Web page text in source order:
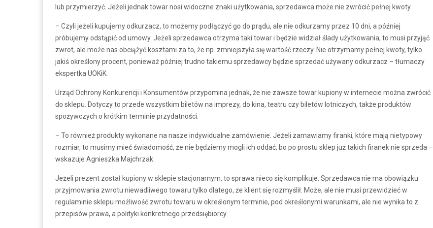
lub przymierzyć. Jeżeli jednak towar nosi widoczne znaki użytkowania, sprzedawca może nie zwrócić pełnej kwoty.
– Czyli jeżeli kupujemy odkurzacz, to możemy podłączyć go do prądu, ale nie odkurzamy przez 10 dni, a później
próbujemy odstąpić od umowy. Jeżeli sprzedawca otrzyma taki towar i będzie widział ślady użytkowania, to musi przyjąć
zwrot, ale może nas obciążyć kosztami za to, że np. zmniejszyła się wartość rzeczy. Nie otrzymamy pełnej kwoty, tylko
jakiś określony procent, ponieważ później trudno takiemu sprzedawcy będzie sprzedać używany odkurzacz – tłumaczy
ekspertka UOKiK.
Urząd Ochrony Konkurencji i Konsumentów przypomina jednak, że nie zawsze towar kupiony w internecie można zwrócić
do sklepu. Dotyczy to przede wszystkim biletów na imprezy, do kina, teatru czy biletów lotniczych, także produktów
spożywczych o krótkim terminie przydatności.
– To również produkty wykonane na nasze indywidualne zamówienie. Jeżeli zamawiamy firanki, które mają nietypowy
rozmiar, to musimy mieć świadomość, że nie będziemy mogli ich oddać, bo po prostu sklep już takich firanek nie sprzeda –
wskazuje Agnieszka Majchrzak.
Jeżeli prezent został kupiony w sklepie stacjonarnym, to sprawa nieco się komplikuje. Sprzedawca nie ma obowiązku
przyjmowania zwrotu niewadliwego towaru tylko dlatego, że klient się rozmyślił. Może, ale nie musi przewidzieć w
regulaminie sklepu możliwość zwrotu towaru w określonym terminie, pod określonymi warunkami, ale nie wynika to z
przepisów prawa, a polityki konkretnego przedsiębiorcy.